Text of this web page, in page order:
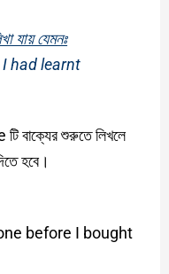
যায় যেমনঃ
I had learnt
বাক্যের শুরুতে লিখলে
হবে।
before I bought